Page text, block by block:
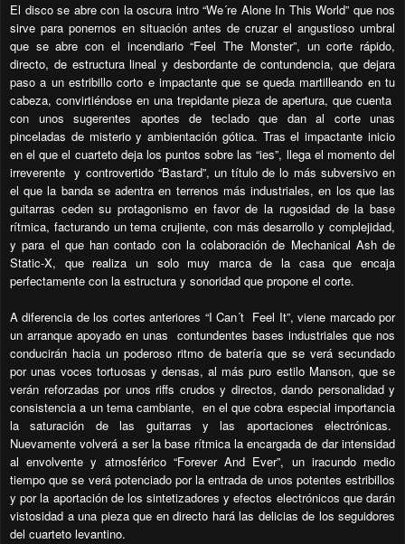
El disco se abre con la oscura intro “We´re Alone In This World” que nos
sirve para ponernos en situación antes de cruzar el angustioso umbral
que se abre con el incendiario “Feel The Monster”, un corte rápido,
directo, de estructura lineal y desbordante de contundencia, que dejara
paso a un estribillo corto e impactante que se queda martilleando en tu
cabeza, convirtiéndose en una trepidante pieza de apertura, que cuenta
con unos sugerentes aportes de teclado que dan al corte unas
pinceladas de misterio y ambientación gótica. Tras el impactante inicio
en el que el cuarteto deja los puntos sobre las “ies”, llega el momento del
irreverente y controvertido “Bastard”, un título de lo más subversivo en
el que la banda se adentra en terrenos más industriales, en los que las
guitarras ceden su protagonismo en favor de la rugosidad de la base
rítmica, facturando un tema crujiente, con más desarrollo y complejidad,
y para el que han contado con la colaboración de Mechanical Ash de
Static-X, que realiza un solo muy marca de la casa que encaja
perfectamente con la estructura y sonoridad que propone el corte.
A diferencia de los cortes anteriores “I Can´t Feel It”, viene marcado por
un arranque apoyado en unas contundentes bases industriales que nos
conducirán hacia un poderoso ritmo de batería que se verá secundado
por unas voces tortuosas y densas, al más puro estilo Manson, que se
verán reforzadas por unos riffs crudos y directos, dando personalidad y
consistencia a un tema cambiante, en el que cobra especial importancia
la saturación de las guitarras y las aportaciones electrónicas.
Nuevamente volverá a ser la base rítmica la encargada de dar intensidad
al envolvente y atmosférico “Forever And Ever”, un iracundo medio
tiempo que se verá potenciado por la entrada de unos potentes estribillos
y por la aportación de los sintetizadores y efectos electrónicos que darán
vistosidad a una pieza que en directo hará las delicias de los seguidores
del cuarteto levantino.